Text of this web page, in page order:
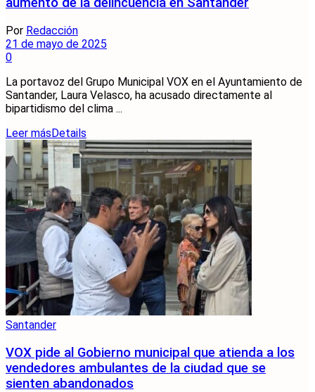
Por Redacción
21 de mayo de 2025
0
La portavoz del Grupo Municipal VOX en el Ayuntamiento de
Santander, Laura Velasco, ha acusado directamente al
bipartidismo del clima ...
Leer másDetails
Santander
VOX pide al Gobierno municipal que atienda a los
vendedores ambulantes de la ciudad que se
sienten abandonados